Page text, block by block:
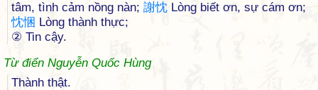
tâm, tình cảm nồng nàn; 謝忱 Lòng biết ơn, sự cám ơn;
忱悃 Lòng thành thực;
② Tin cậy.
Từ điển Nguyễn Quốc Hùng
Thành thật.